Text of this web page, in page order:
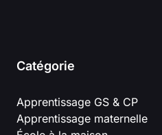
Catégorie
Apprentissage GS & CP
Apprentissage maternelle